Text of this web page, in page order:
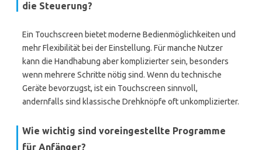
die Steuerung?
Ein Touchscreen bietet moderne Bedienmöglichkeiten und
mehr Flexibilität bei der Einstellung. Für manche Nutzer
kann die Handhabung aber komplizierter sein, besonders
wenn mehrere Schritte nötig sind. Wenn du technische
Geräte bevorzugst, ist ein Touchscreen sinnvoll,
andernfalls sind klassische Drehknöpfe oft unkomplizierter.
Wie wichtig sind voreingestellte Programme
für Anfänger?